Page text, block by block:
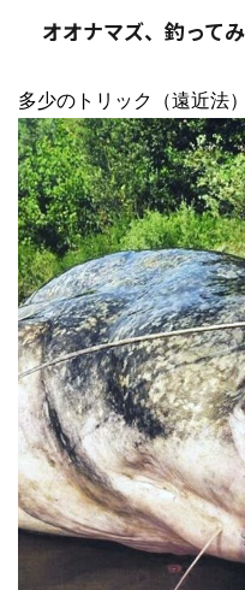
オオナマズ、釣って
多少のトリック（遠近法